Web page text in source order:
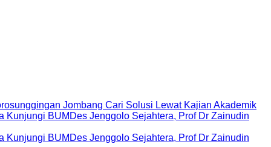
Jombang Cari Solusi Lewat Kajian Akademik
Kunjungi BUMDes Jenggolo Sejahtera, Prof Dr Zainudin
Kunjungi BUMDes Jenggolo Sejahtera, Prof Dr Zainudin